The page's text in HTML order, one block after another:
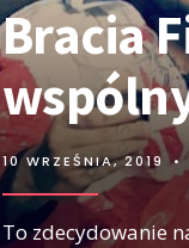
Bracia
10 WRZEŚNIA, 2019 •
To zdecydowanie